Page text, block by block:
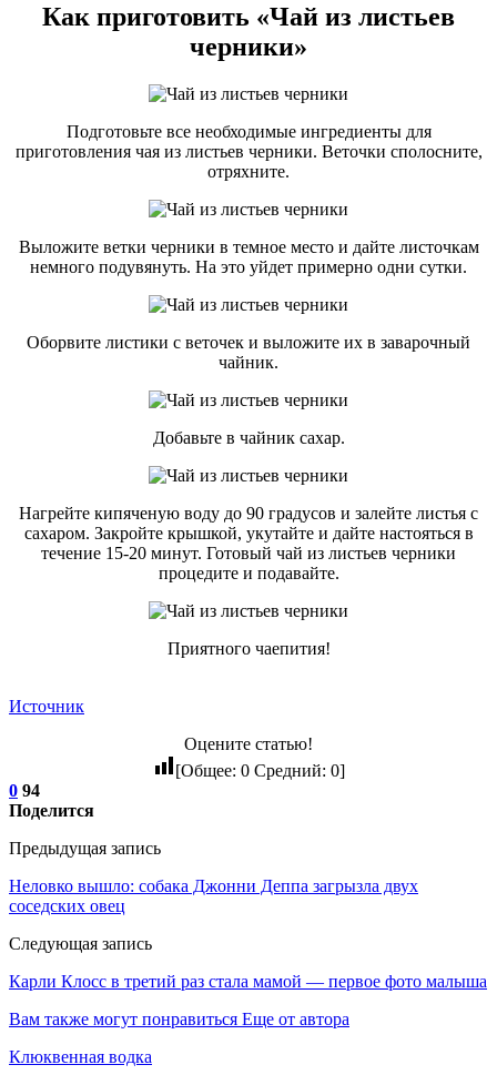
Как приготовить «Чай из листьев
черники»
Подготовьте все необходимые ингредиенты для
приготовления чая из листьев черники. Веточки сполосните,
отряхните.
Выложите ветки черники в темное место и дайте листочкам
немного подувянуть. На это уйдет примерно одни сутки.
Оборвите листики с веточек и выложите их в заварочный
чайник.
Добавьте в чайник сахар.
Нагрейте кипяченую воду до 90 градусов и залейте листья с
сахаром. Закройте крышкой, укутайте и дайте настояться в
течение 15-20 минут. Готовый чай из листьев черники
процедите и подавайте.
Приятного чаепития!
Источник
Оцените статью!
[Общее: 0Средний: 0]
0 94
Поделится
Предыдущая запись
Неловко вышло: собака Джонни Деппа загрызла двух
соседских овец
Следующая запись
Карли Клосс в третий раз стала мамой — первое фото малыша
Вам также могут понравиться Еще от автора
Клюквенная водка